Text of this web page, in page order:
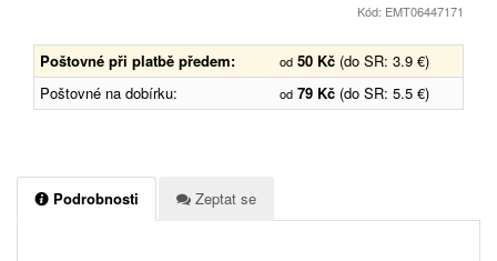
Kód: EMT06447171
Poštovné při platbě předem: od 50 Kč (do SR: 3.9 €)
Poštovné na dobírku:
od 79 Kč (do SR: 5.5 €)
Podrobnosti Zeptat se